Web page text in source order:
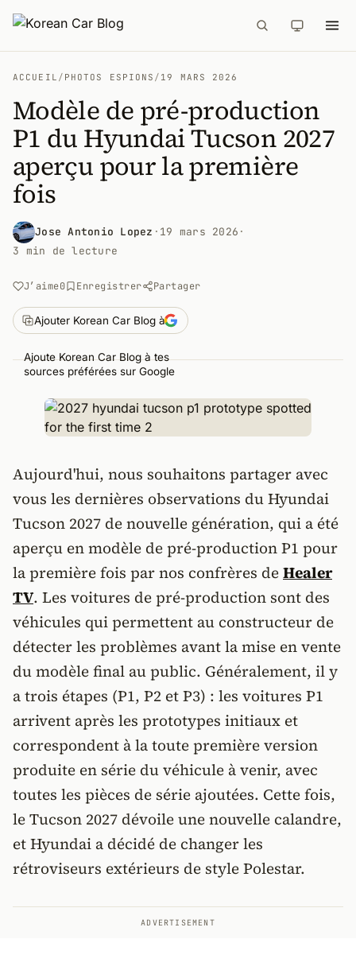
ACCUEIL / PHOTOS ESPIONS / 19 MARS 2026
Modèle de pré-production
P1 du Hyundai Tucson 2027
aperçu pour la première
fois
Jose Antonio Lopez · 19 mars 2026 ·
3 min de lecture
J’aime0 Enregistrer Partager
Ajouter Korean Car Blog à
Ajoute Korean Car Blog à tes
sources préférées sur Google
Aujourd'hui, nous souhaitons partager avec
vous les dernières observations du Hyundai
Tucson 2027 de nouvelle génération, qui a été
aperçu en modèle de pré-production P1 pour
la première fois par nos confrères deHealer
TV. Les voitures de pré-production sont des
véhicules qui permettent au constructeur de
détecter les problèmes avant la mise en vente
du modèle final au public. Généralement, il y
a trois étapes (P1, P2 et P3) : les voitures P1
arrivent après les prototypes initiaux et
correspondent à la toute première version
produite en série du véhicule à venir, avec
toutes les pièces de série ajoutées. Cette fois,
le Tucson 2027 dévoile une nouvelle calandre,
et Hyundai a décidé de changer les
rétroviseurs extérieurs de style Polestar.
ADVERTISEMENT